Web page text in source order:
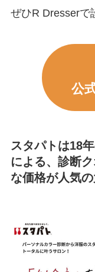
ぜひR Dresserで
公
スタパトは18
による、診断
な価格が人気